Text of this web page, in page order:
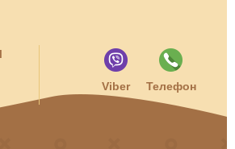
Viber Телефон